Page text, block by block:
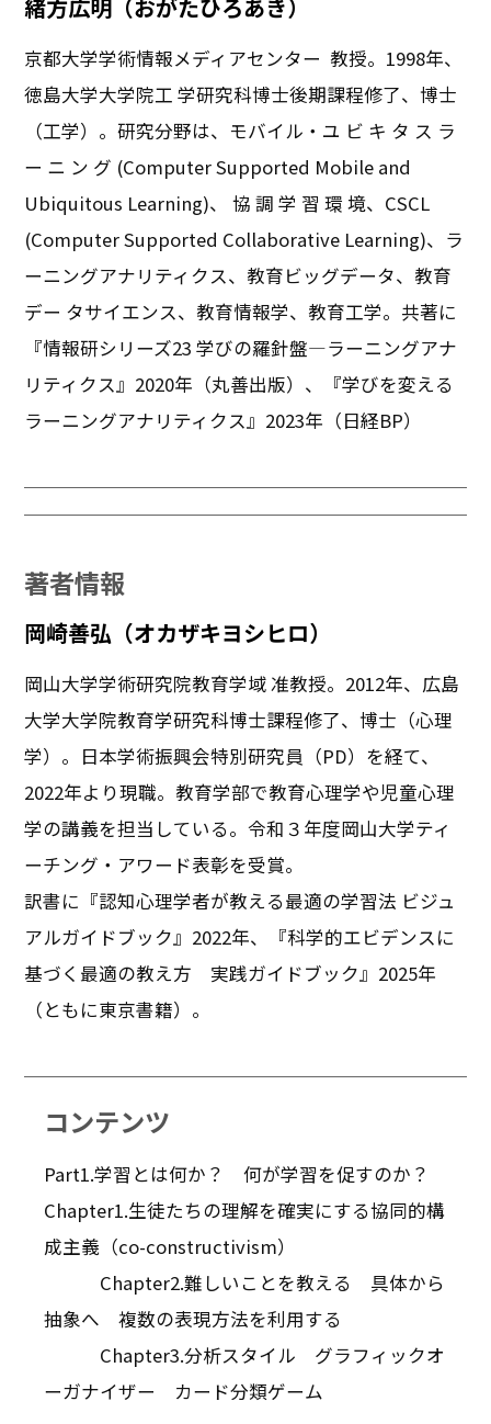
緒方広明（おがたひろあき）
京都大学学術情報メディアセンター 教授。1998年、
徳島大学大学院工 学研究科博士後期課程修了、博士
（工学）。研究分野は、モバイル・ユ ビ キ タ ス ラ
ー ニ ン グ (Computer Supported Mobile and
Ubiquitous Learning)、 協 調 学 習 環 境、CSCL
(Computer Supported Collaborative Learning)、ラ
ーニングアナリティクス、教育ビッグデータ、教育
デー タサイエンス、教育情報学、教育工学。共著に
『情報研シリーズ23 学びの羅針盤―ラーニングアナ
リティクス』2020年（丸善出版）、『学びを変える
ラーニングアナリティクス』2023年（日経BP）
著者情報
岡崎善弘（オカザキヨシヒロ）
岡山大学学術研究院教育学域 准教授。2012年、広島
大学大学院教育学研究科博士課程修了、博士（心理
学）。日本学術振興会特別研究員（PD）を経て、
2022年より現職。教育学部で教育心理学や児童心理
学の講義を担当している。令和３年度岡山大学ティ
ーチング・アワード表彰を受賞。
訳書に『認知心理学者が教える最適の学習法 ビジュ
アルガイドブック』2022年、『科学的エビデンスに
基づく最適の教え方 実践ガイドブック』2025年
（ともに東京書籍）。
コンテンツ
Part1.学習とは何か？ 何が学習を促すのか？
Chapter1.生徒たちの理解を確実にする協同的構
成主義（co-constructivism）
Chapter2.難しいことを教える 具体から
抽象へ 複数の表現方法を利用する
Chapter3.分析スタイル グラフィックオ
ーガナイザー カード分類ゲーム